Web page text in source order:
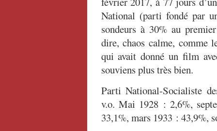
National (parti fondé par
sondeurs à 30% au
dire, chaos calme, comme
qui avait donné un film
souviens plus très bien.
Parti National-Socialiste
v.o. Mai 1928 : 2,6%,
33,1%, mars 1933 : 43,9%,